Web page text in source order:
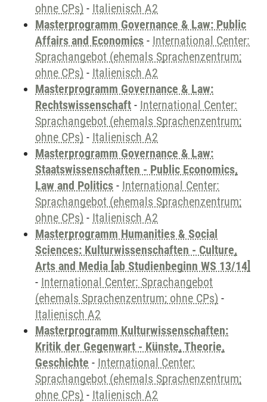
ohne CPs) - Italienisch A2
Masterprogramm Governance & Law: Public
Affairs and Economics - International Center:
Sprachangebot (ehemals Sprachenzentrum;
ohne CPs) - Italienisch A2
Masterprogramm Governance & Law:
Rechtswissenschaft - International Center:
Sprachangebot (ehemals Sprachenzentrum;
ohne CPs) - Italienisch A2
Masterprogramm Governance & Law:
Staatswissenschaften - Public Economics,
Law and Politics - International Center:
Sprachangebot (ehemals Sprachenzentrum;
ohne CPs) - Italienisch A2
Masterprogramm Humanities & Social
Sciences: Kulturwissenschaften - Culture,
Arts and Media [ab Studienbeginn WS 13/14]
- International Center: Sprachangebot
(ehemals Sprachenzentrum; ohne CPs) -
Italienisch A2
Masterprogramm Kulturwissenschaften:
Kritik der Gegenwart - Künste, Theorie,
Geschichte - International Center:
Sprachangebot (ehemals Sprachenzentrum;
ohne CPs) - Italienisch A2